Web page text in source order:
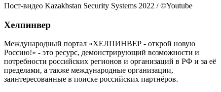
Пост-видео Kazakhstan Security Systems 2022 / ©Youtube
Хелпинвер
Международный портал «ХЕЛПИНВЕР - открой новую
Россию!» - это ресурс, демонстрирующий возможности и
потребности российских регионов и организаций в РФ и за её
пределами, а также международные организации,
заинтересованные в поиске российских партнёров.